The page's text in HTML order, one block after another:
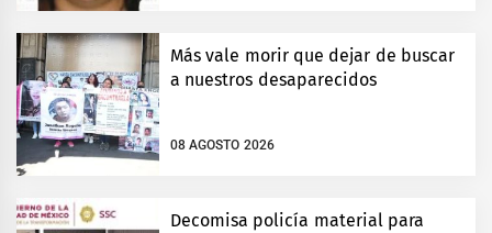
Más vale morir que dejar de buscar
a nuestros desaparecidos
08 AGOSTO 2026
Decomisa policía material para